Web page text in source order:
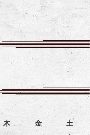
木 金
土